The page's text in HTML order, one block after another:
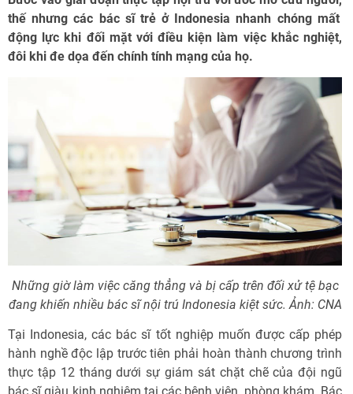
thế nhưng các bác sĩ trẻ ở Indonesia nhanh chóng mất
động lực khi đối mặt với điều kiện làm việc khắc nghiệt,
đôi khi đe dọa đến chính tính mạng của họ.
Những giờ làm việc căng thẳng và bị cấp trên đối xử tệ bạc
đang khiến nhiều bác sĩ nội trú Indonesia kiệt sức. Ảnh: CNA
Tại Indonesia, các bác sĩ tốt nghiệp muốn được cấp phép
hành nghề độc lập trước tiên phải hoàn thành chương trình
thực tập 12 tháng dưới sự giám sát chặt chẽ của đội ngũ